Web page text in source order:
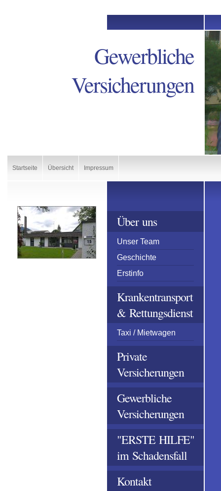
Gewerbliche
Versicherungen
Startseite Übersicht Impressum
Über uns
Unser Team
Geschichte
Erstinfo
Krankentransport
& Rettungsdienst
Taxi / Mietwagen
Private
Versicherungen
Gewerbliche
Versicherungen
"ERSTE HILFE"
im Schadensfall
Kontakt